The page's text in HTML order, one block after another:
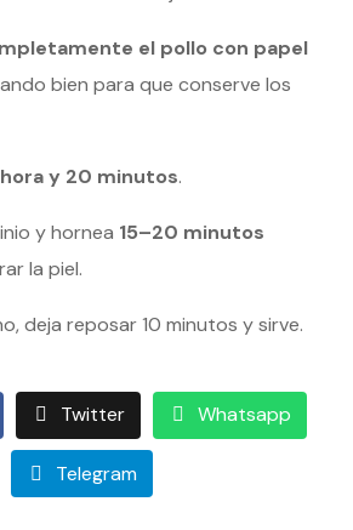
el pollo con papel
bien para que conserve los
hora y 20 minutos.
y hornea 15–20 minutos
la piel.
deja reposar 10 minutos y sirve.
Twitter Whatsapp
Telegram